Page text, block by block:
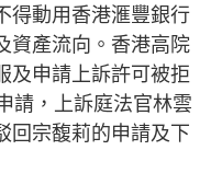
得動用香港滙豐銀行
資產流向。香港高院
及申請上訴許可被拒
請，上訴庭法官林雲
回宗馥莉的申請及下